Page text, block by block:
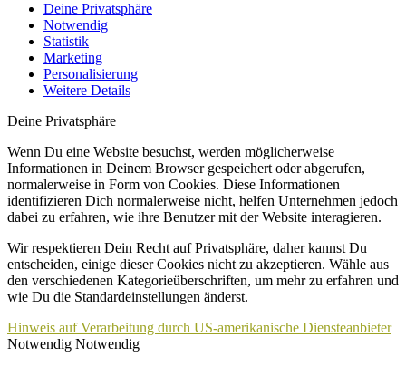
Deine Privatsphäre
Notwendig
Statistik
Marketing
Personalisierung
Weitere Details
Deine Privatsphäre
Wenn Du eine Website besuchst, werden möglicherweise
Informationen in Deinem Browser gespeichert oder abgerufen,
normalerweise in Form von Cookies. Diese Informationen
identifizieren Dich normalerweise nicht, helfen Unternehmen jedoch
dabei zu erfahren, wie ihre Benutzer mit der Website interagieren.
Wir respektieren Dein Recht auf Privatsphäre, daher kannst Du
entscheiden, einige dieser Cookies nicht zu akzeptieren. Wähle aus
den verschiedenen Kategorieüberschriften, um mehr zu erfahren und
wie Du die Standardeinstellungen änderst.
Hinweis auf Verarbeitung durch US-amerikanische Diensteanbieter
Notwendig Notwendig